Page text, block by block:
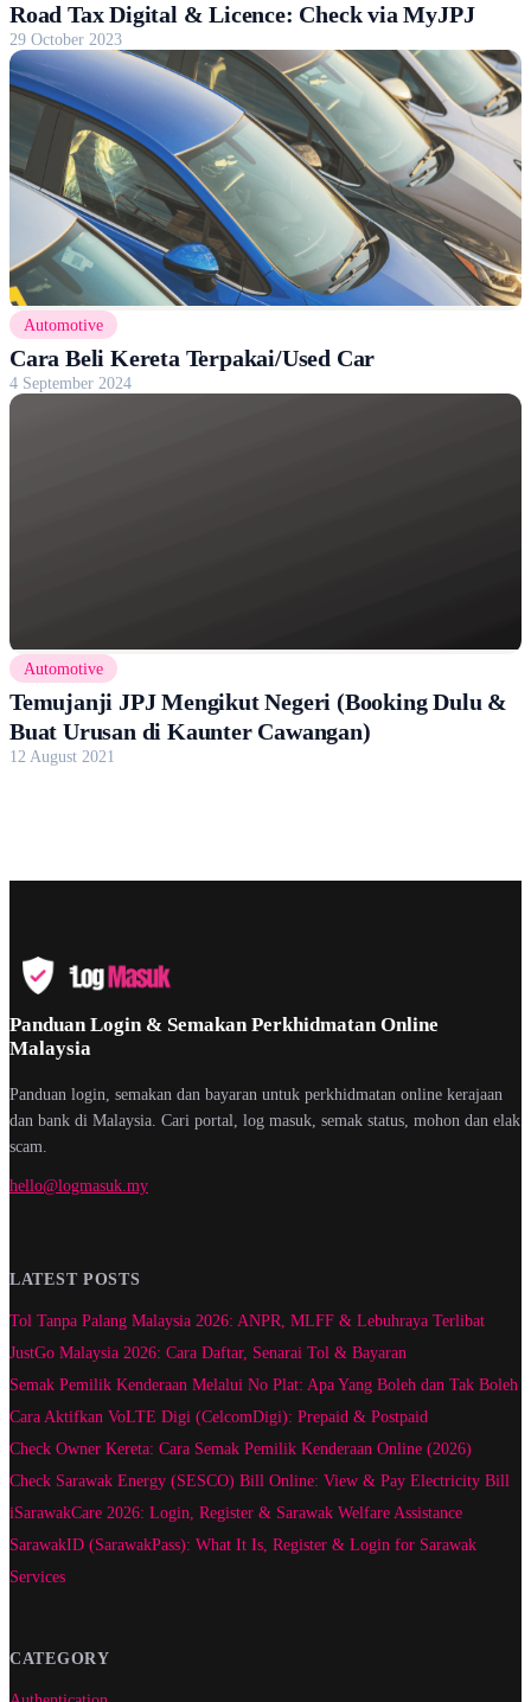
Road Tax Digital & Licence: Check via MyJPJ
29 October 2023
Automotive
Cara Beli Kereta Terpakai/Used Car
4 September 2024
Automotive
Temujanji JPJ Mengikut Negeri (Booking Dulu &
Buat Urusan di Kaunter Cawangan)
12 August 2021
Panduan Login & Semakan Perkhidmatan Online
Malaysia
Panduan login, semakan dan bayaran untuk perkhidmatan online kerajaan
dan bank di Malaysia. Cari portal, log masuk, semak status, mohon dan elak
scam.
hello@logmasuk.my
LATEST POSTS
Tol Tanpa Palang Malaysia 2026: ANPR, MLFF & Lebuhraya Terlibat
JustGo Malaysia 2026: Cara Daftar, Senarai Tol & Bayaran
Semak Pemilik Kenderaan Melalui No Plat: Apa Yang Boleh dan Tak Boleh
Cara Aktifkan VoLTE Digi (CelcomDigi): Prepaid & Postpaid
Check Owner Kereta: Cara Semak Pemilik Kenderaan Online (2026)
Check Sarawak Energy (SESCO) Bill Online: View & Pay Electricity Bill
iSarawakCare 2026: Login, Register & Sarawak Welfare Assistance
SarawakID (SarawakPass): What It Is, Register & Login for Sarawak
Services
CATEGORY